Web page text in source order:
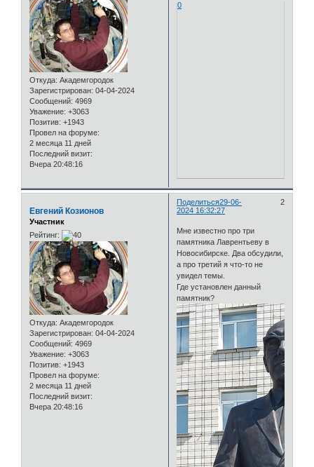
Откуда: Академгородок
Зарегистрирован: 04-04-2024
Сообщений: 4969
Уважение: +3063
Позитив: +1943
Провел на форуме:
2 месяца 11 дней
Последний визит:
Вчера 20:48:16
0
Поделиться 2
29-06-
2024 16:32:27
Евгений Козионов
Участник
Рейтинг:
Откуда: Академгородок
Зарегистрирован: 04-04-2024
Сообщений: 4969
Уважение: +3063
Позитив: +1943
Провел на форуме:
2 месяца 11 дней
Последний визит:
Вчера 20:48:16
Мне известно про три
памятника Лаврентьеву в
Новосибирске. Два обсудили,
а про третий я что-то не
увидел темы.
Где установлен данный
памятник?